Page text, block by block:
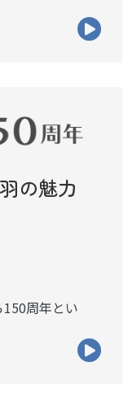
の魅力
周年とい